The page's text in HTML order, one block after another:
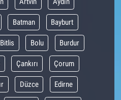
Batman Bayburt
Bitlis Bolu Burdur
Çankırı Çorum
Düzce Edirne